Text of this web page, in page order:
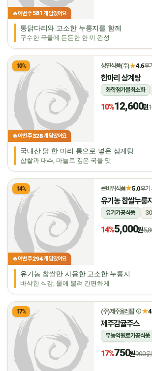
🔥이번 주581개 담았어요
통닭다리와 고소한 누룽지를 함께
구수한 국물에 든든한 한 끼 완성
10%
🔥이번 주328개 담았어요
성연식품(주)★4.6후
한마리 삼계탕
화학첨가물최소화
10%12,600원
국내산 닭 한 마리 통으로 넣은 삼계탕
찹쌀과 대추, 마늘로 깊은 국물 맛
14%
🔥이번 주294개 담았어요
큰바위식품★5.0후기
유기농 찹쌀누룽
유기가공식품
14%5,000원
유기농 찹쌀만 사용한 고소한 누룽지
바삭한 식감, 물에 불려 간편하게
17% (주)제주올레팜 ★
제주감귤주스
무농약원료가공식품
17%750원900원